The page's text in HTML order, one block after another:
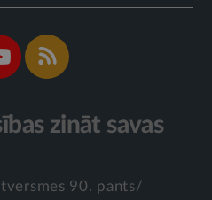
zināt savas
90. pants/